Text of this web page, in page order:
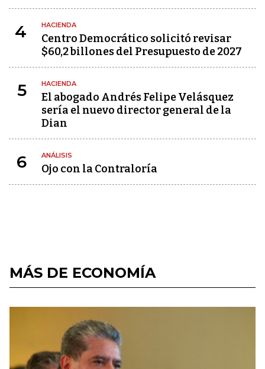
4 HACIENDA
Centro Democrático solicitó revisar
$60,2 billones del Presupuesto de 2027
5 HACIENDA
El abogado Andrés Felipe Velásquez
sería el nuevo director general de la
Dian
6 ANÁLISIS
Ojo con la Contraloría
MÁS DE ECONOMÍA